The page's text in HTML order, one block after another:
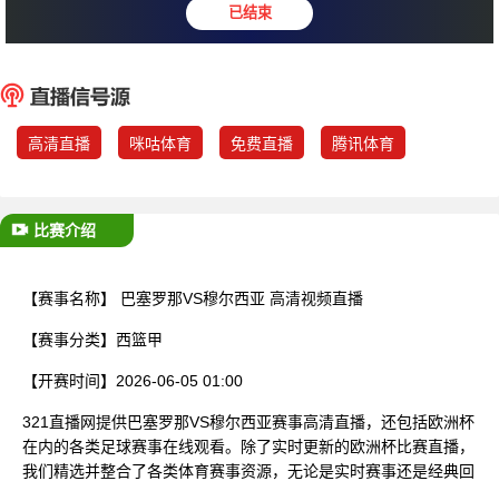
巴塞罗那 : 穆尔
高清直播 咪咕体育 免费直播 腾讯体育
比赛介绍
【赛事名称】 巴塞罗那VS穆尔西亚 高清视频直播
【赛事分类】 西篮甲
【开赛时间】 2026-06-05 01:00
321直播网提供巴塞罗那VS穆尔西亚赛事高清直播，还包括欧洲杯
在内的各类足球赛事在线观看。除了实时更新的欧洲杯比赛直播，
我们精选并整合了各类体育赛事资源，无论是实时赛事还是经典回